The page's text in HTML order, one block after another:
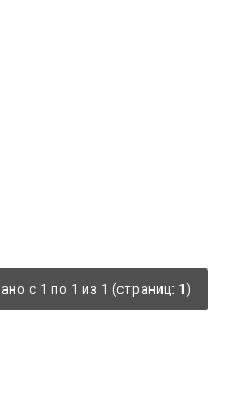
с 1 по 1 из 1 (страниц: 1)